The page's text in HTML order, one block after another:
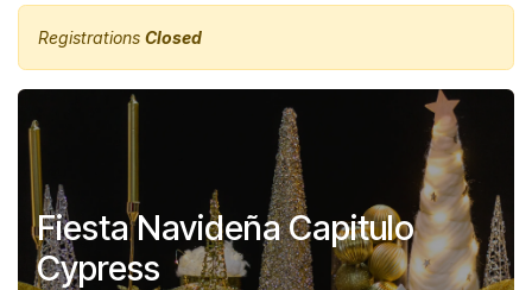
Registrations Closed
Fiesta Navideña Capitulo
Cypress